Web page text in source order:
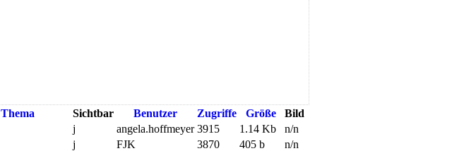
Thema Sichtbar Benutzer Zugriffe Größe
Bild
j angela.hoffmeyer 3915 1.14 Kb
n/n
j FJK 3870 405 b
n/n